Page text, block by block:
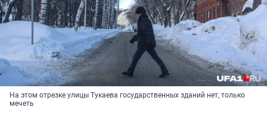
На этом отрезке улицы Тукаева государственных зданий нет, только
мечеть